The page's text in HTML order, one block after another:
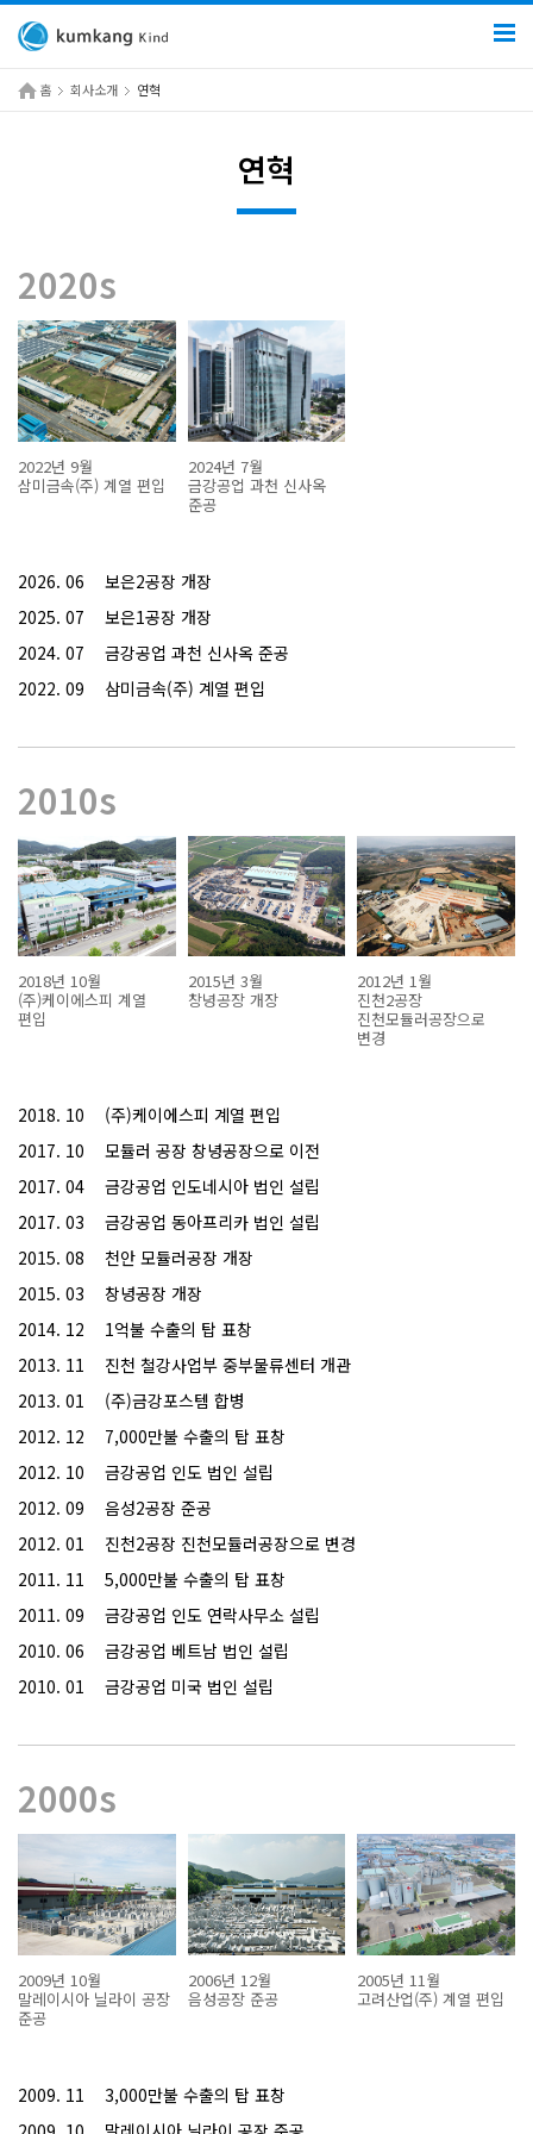
홈 회사소개 연혁
연혁
2020s
2022년 9월
삼미금속(주) 계열 편입
2024년 7월
금강공업 과천 신사옥
준공
2026. 06
보은2공장 개장
2025. 07
보은1공장 개장
2024. 07
금강공업 과천 신사옥 준공
2022. 09
삼미금속(주) 계열 편입
2010s
2018년 10월
(주)케이에스피 계열
편입
2015년 3월
창녕공장 개장
2012년 1월
진천2공장
진천모듈러공장으로
변경
2018. 10
(주)케이에스피 계열 편입
2017. 10
모듈러 공장 창녕공장으로 이전
2017. 04
금강공업 인도네시아 법인 설립
2017. 03
금강공업 동아프리카 법인 설립
2015. 08
천안 모듈러공장 개장
2015. 03
창녕공장 개장
2014. 12
1억불 수출의 탑 표창
2013. 11
진천 철강사업부 중부물류센터 개관
2013. 01
(주)금강포스템 합병
2012. 12
7,000만불 수출의 탑 표창
2012. 10
금강공업 인도 법인 설립
2012. 09
음성2공장 준공
2012. 01
진천2공장 진천모듈러공장으로 변경
2011. 11
5,000만불 수출의 탑 표창
2011. 09
금강공업 인도 연락사무소 설립
2010. 06
금강공업 베트남 법인 설립
2010. 01
금강공업 미국 법인 설립
2000s
2009년 10월
말레이시아 닐라이 공장
준공
2006년 12월
음성공장 준공
2005년 11월
고려산업(주) 계열 편입
2009. 11
3,000만불 수출의 탑 표창